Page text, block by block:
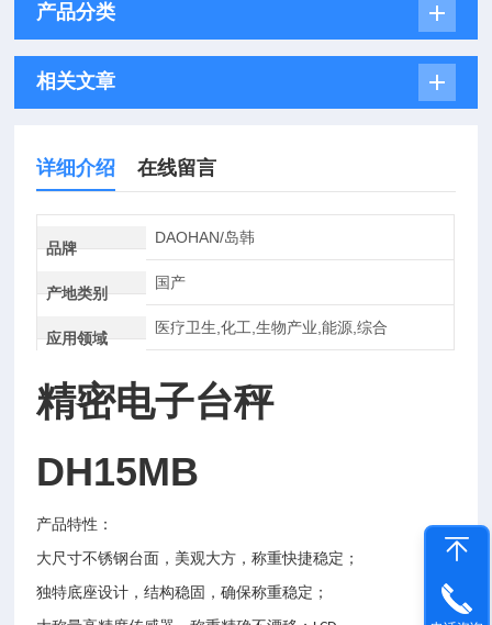
产品分类
相关文章
详细介绍 在线留言
品牌
DAOHAN/岛韩
产地类别
国产
应用领域
医疗卫生,化工,生物产业,能源,综合
精密电子台秤
DH15MB
产品特性：
大尺寸不锈钢台面，美观大方，称重快捷稳定；
独特底座设计，结构稳固，确保称重稳定；